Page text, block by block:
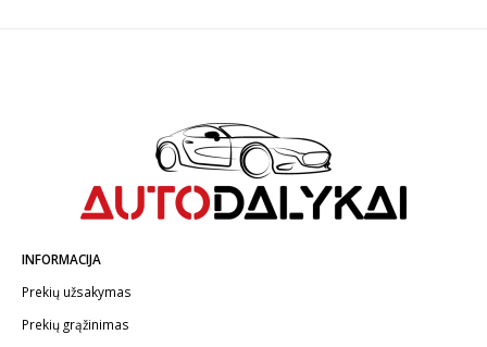
INFORMACIJA
Prekių užsakymas
Prekių grąžinimas